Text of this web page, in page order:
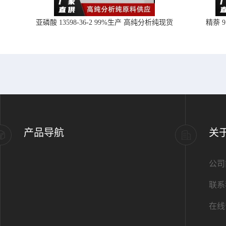
亚磷酸 13598-36-2 99%生产 高纯分析纯现货 精萘
产品导航 关
公
联
在